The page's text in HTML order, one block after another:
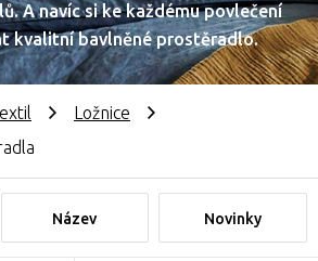
A navíc si ke každému povlečení
kvalitní bavlněné prostěradlo.
Ložnice
Název Novinky